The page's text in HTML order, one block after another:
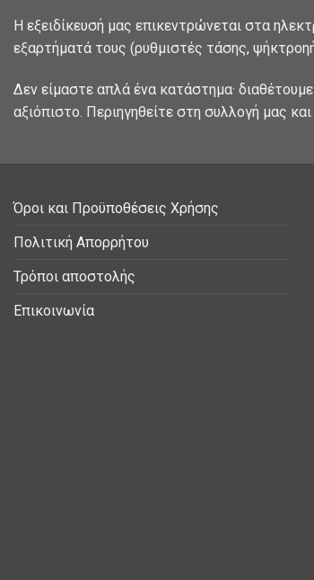
Η εξειδίκευσή μας επικεντρώνεται στα
εξαρτήματά τους (ρυθμιστές τάσης,
Δεν είμαστε απλά ένα κατάστημα·
αξιόπιστο. Περιηγηθείτε στη συλλογή μας
Όροι και Προϋποθέσεις Χρήσης
Πολιτική Απορρήτου
Τρόποι αποστολής
Επικοινωνία